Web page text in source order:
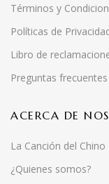
Términos y
Políticas de
Libro de
Preguntas frecuentes
ACERCA DE
La Canción del Chino
¿Quienes somos?